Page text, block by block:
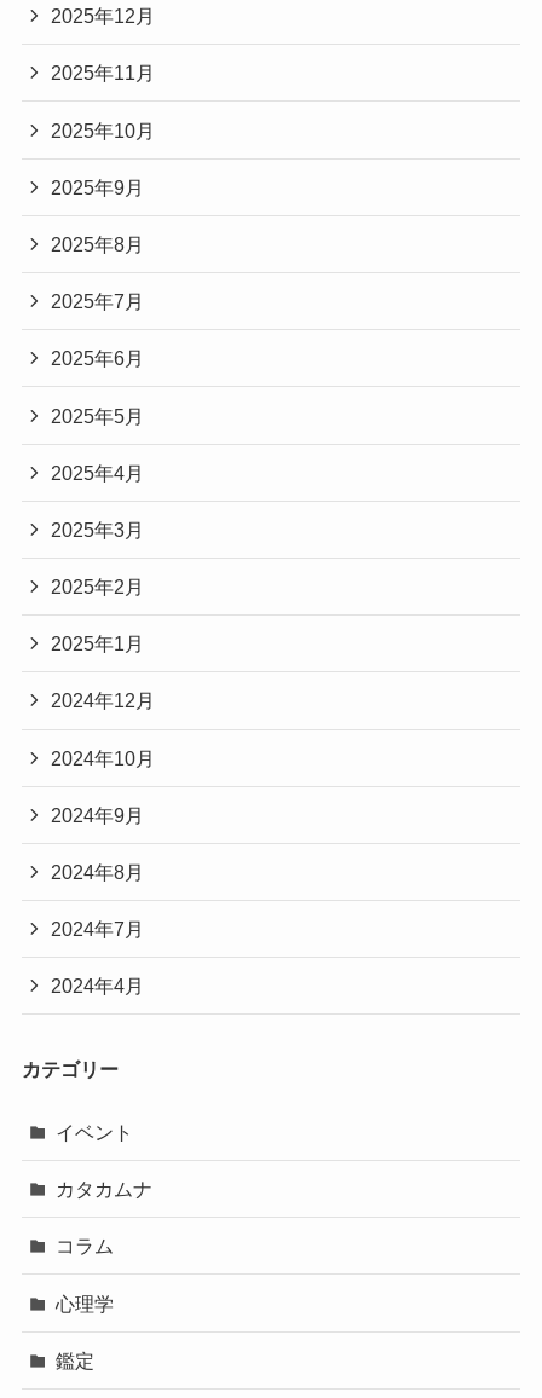
2025年12月
2025年11月
2025年10月
2025年9月
2025年8月
2025年7月
2025年6月
2025年5月
2025年4月
2025年3月
2025年2月
2025年1月
2024年12月
2024年10月
2024年9月
2024年8月
2024年7月
2024年4月
カテゴリー
イベント
カタカムナ
コラム
心理学
鑑定